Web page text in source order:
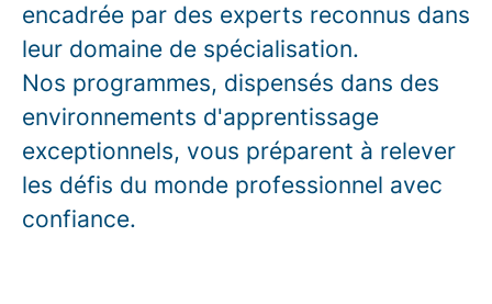
encadrée par des experts reconnus dans
leur domaine de spécialisation.
Nos programmes, dispensés dans des
environnements d'apprentissage
exceptionnels, vous préparent à relever
les défis du monde professionnel avec
confiance.